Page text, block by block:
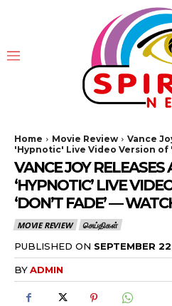
Home Movie Review
Vance
'Hypnotic' Live Video Version of
VANCE JOY RELEASES
‘HYPNOTIC’ LIVE
‘DON’T FADE’ —
MOVIE REVIEW செய்திகள்
PUBLISHED ON SEPTEMBER
BYADMIN